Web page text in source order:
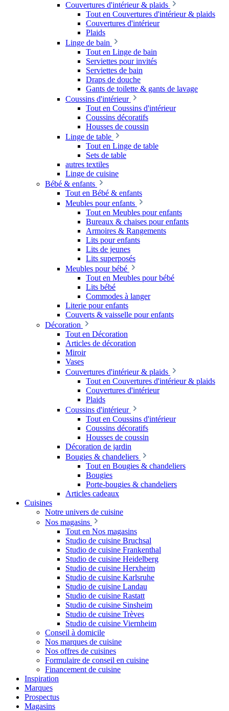
Couvertures d'intérieur & plaids
Tout en Couvertures d'intérieur & plaids
Couvertures d'intérieur
Plaids
Linge de bain
Tout en Linge de bain
Serviettes pour invités
Serviettes de bain
Draps de douche
Gants de toilette & gants de lavage
Coussins d'intérieur
Tout en Coussins d'intérieur
Coussins décoratifs
Housses de coussin
Linge de table
Tout en Linge de table
Sets de table
autres textiles
Linge de cuisine
Bébé & enfants
Tout en Bébé & enfants
Meubles pour enfants
Tout en Meubles pour enfants
Bureaux & chaises pour enfants
Armoires & Rangements
Lits pour enfants
Lits de jeunes
Lits superposés
Meubles pour bébé
Tout en Meubles pour bébé
Lits bébé
Commodes à langer
Literie pour enfants
Couverts & vaisselle pour enfants
Décoration
Tout en Décoration
Articles de décoration
Miroir
Vases
Couvertures d'intérieur & plaids
Tout en Couvertures d'intérieur & plaids
Couvertures d'intérieur
Plaids
Coussins d'intérieur
Tout en Coussins d'intérieur
Coussins décoratifs
Housses de coussin
Décoration de jardin
Bougies & chandeliers
Tout en Bougies & chandeliers
Bougies
Porte-bougies & chandeliers
Articles cadeaux
Cuisines
Notre univers de cuisine
Nos magasins
Tout en Nos magasins
Studio de cuisine Bruchsal
Studio de cuisine Frankenthal
Studio de cuisine Heidelberg
Studio de cuisine Herxheim
Studio de cuisine Karlsruhe
Studio de cuisine Landau
Studio de cuisine Rastatt
Studio de cuisine Sinsheim
Studio de cuisine Trèves
Studio de cuisine Viernheim
Conseil à domicile
Nos marques de cuisine
Nos offres de cuisines
Formulaire de conseil en cuisine
Financement de cuisine
Inspiration
Marques
Prospectus
Magasins